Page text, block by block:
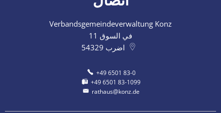
Verbandsgemeindeverwaltung Konz
في السوق 11
54329 اضرب
+49 6501 83-0
+49 6501 83-1099
rathaus@konz.de